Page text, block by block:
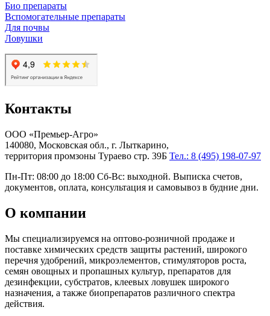
Био препараты
Вспомогательные препараты
Для почвы
Ловушки
Контакты
ООО «Премьер-Агро»
140080, Московская обл., г. Лыткарино,
территория промзоны Тураево стр. 39Б Тел.: 8 (495) 198-07-97
Пн-Пт: 08:00 до 18:00 Сб-Вс: выходной. Выписка счетов,
документов, оплата, консультация и самовывоз в будние дни.
О компании
Мы специализируемся на оптово-розничной продаже и
поставке химических средств защиты растений, широкого
перечня удобрений, микроэлементов, стимуляторов роста,
семян овощных и пропашных культур, препаратов для
дезинфекции, субстратов, клеевых ловушек широкого
назначения, а также биопрепаратов различного спектра
действия.